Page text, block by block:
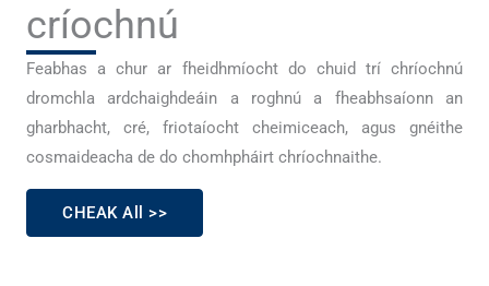
críochnú
Feabhas a chur ar fheidhmíocht do chuid trí chríochnú
dromchla ardchaighdeáin a roghnú a fheabhsaíonn an
gharbhacht, cré, friotaíocht cheimiceach, agus gnéithe
cosmaideacha de do chomhpháirt chríochnaithe.
CHEAK All >>